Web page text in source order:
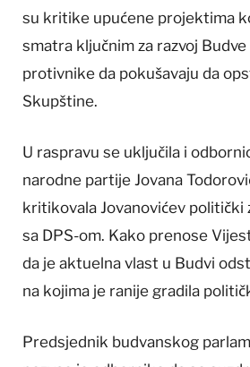
su kritike upućene projektima
smatra ključnim za razvoj
protivnike da pokušavaju da
Skupštine.
U raspravu se uključila i
narodne partije Jovana
kritikovala Jovanovićev politički
sa DPS-om. Kako prenose
da je aktuelna vlast u Budvi
na kojima je ranije gradila
Predsjednik budvanskog